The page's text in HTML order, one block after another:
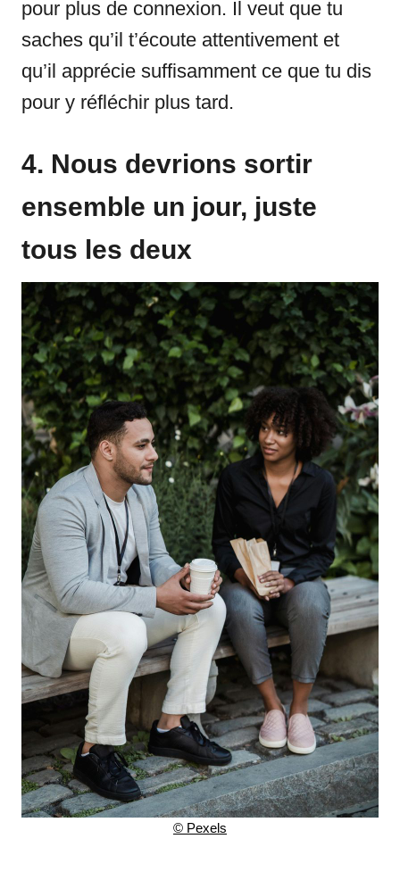
pour plus de connexion. Il veut que tu
saches qu’il t’écoute attentivement et
qu’il apprécie suffisamment ce que tu dis
pour y réfléchir plus tard.
4. Nous devrions sortir
ensemble un jour, juste
tous les deux
© Pexels